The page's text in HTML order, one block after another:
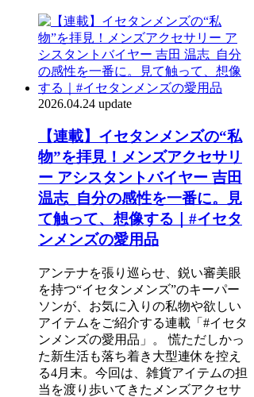
2026.04.24 update
【連載】イセタンメンズの“私
物”を拝見！メンズアクセサリ
ー アシスタントバイヤー 吉田
温志_自分の感性を一番に。見
て触って、想像する｜#イセタ
ンメンズの愛用品
アンテナを張り巡らせ、鋭い審美眼
を持つ“イセタンメンズ”のキーパー
ソンが、お気に入りの私物や欲しい
アイテムをご紹介する連載「#イセタ
ンメンズの愛用品」。 慌ただしかっ
た新生活も落ち着き大型連休を控え
る4月末。今回は、雑貨アイテムの担
当を渡り歩いてきたメンズアクセサ